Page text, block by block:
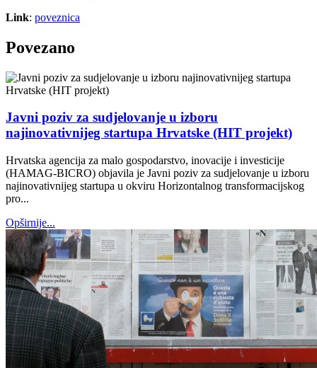
Link: poveznica
Povezano
Javni poziv za sudjelovanje u izboru
najinovativnijeg startupa Hrvatske (HIT projekt)
Hrvatska agencija za malo gospodarstvo, inovacije i investicije
(HAMAG-BICRO) objavila je Javni poziv za sudjelovanje u izboru
najinovativnijeg startupa u okviru Horizontalnog transformacijskog
pro...
Opširnije...